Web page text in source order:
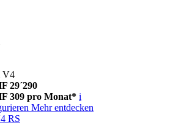
V4
29´290
309 pro Monat* i
Mehr entdecken
RS